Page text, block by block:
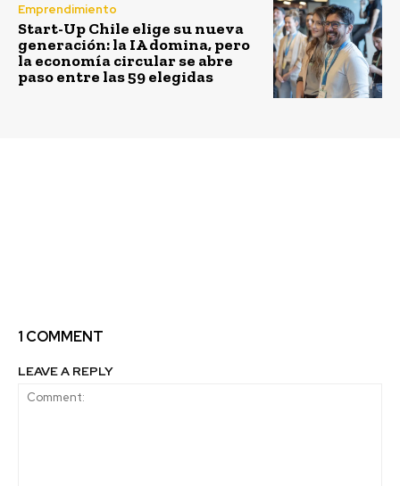
Emprendimiento
Start-Up Chile elige su nueva
generación: la IA domina, pero
la economía circular se abre
paso entre las 59 elegidas
1 COMMENT
LEAVE A REPLY